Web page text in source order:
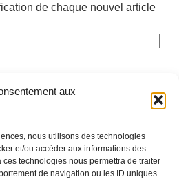
aux
nous utilisons des technologies
et/ou accéder aux informations des
technologies nous permettra de traiter
de navigation ou les ID uniques
de chaque nouvel article